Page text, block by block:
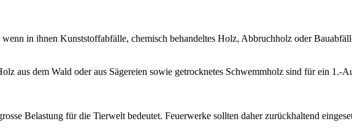
in ihnen Kunststoffabfälle, chemisch behandeltes Holz, Abbruchholz oder
aus dem Wald oder aus Sägereien sowie getrocknetes Schwemmholz sind für ein 1.-
Belastung für die Tierwelt bedeutet. Feuerwerke sollten daher zurückhaltend